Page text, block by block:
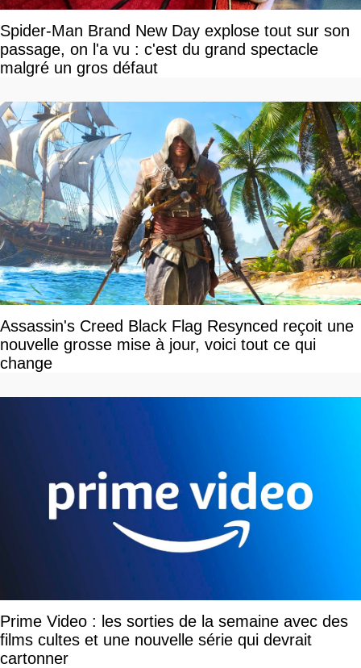
Spider-Man Brand New Day explose tout sur son
passage, on l'a vu : c'est du grand spectacle
malgré un gros défaut
Assassin's Creed Black Flag Resynced reçoit une
nouvelle grosse mise à jour, voici tout ce qui
change
Prime Video : les sorties de la semaine avec des
films cultes et une nouvelle série qui devrait
cartonner